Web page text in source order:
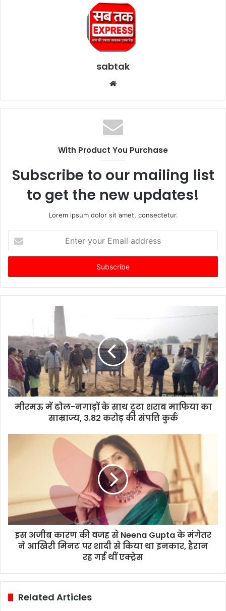
sabtak
Website
With Product You Purchase
Subscribe to our mailing list
to get the new updates!
Lorem ipsum dolor sit amet, consectetur.
your
Email
मीरमऊ में ढोल-नगाड़ों के साथ टूटा शराब माफिया का
साम्राज्य, 3.82 करोड़ की संपत्ति कुर्क
इस अजीब कारण की वजह से Neena Gupta के मंगेतर
ने आखिरी मिनट पर शादी से किया था इनकार, हैरान
रह गई थीं एक्ट्रेस
Related Articles